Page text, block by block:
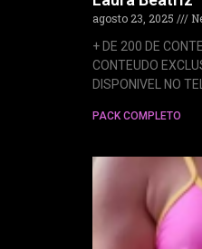
agosto 23, 2025
+ DE 200 DE
CONTEUDO
DISPONIVEL NO
PACK COMPLETO